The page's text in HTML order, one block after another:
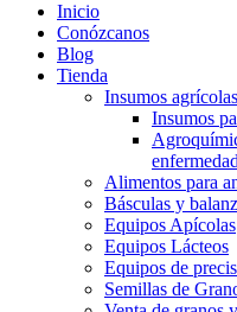
Inicio
Conózcanos
Blog
Tienda
Insumos agrícolas
Insumos
Alimentos para
Básculas y
Equipos Apícolas
Equipos Lácteos
Equipos de
Semillas de